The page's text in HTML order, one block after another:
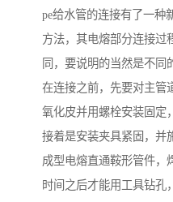
pe给水管的连接有了一种
方法，其电熔部分连接过
同，要说明的当然是不同
在连接之前，先要对主管
氧化皮并用螺栓安装固定
接着是安装夹具紧固，并
成型电熔直通鞍形管件，
时间之后才能用工具钻孔